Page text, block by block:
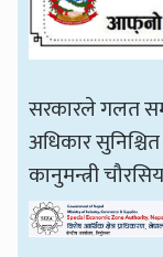
सरकारले गलत
अधिकार
कानुमन्त्री